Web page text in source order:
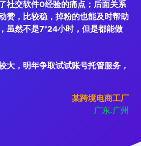
社交软件0经验的痛点；后面关系
赞，比较稳，掉粉的也能及时帮助
虽然不是7*24小时，但是都能做
大，明年争取试试账号托管服务，
某跨境电商工厂
广东.广州